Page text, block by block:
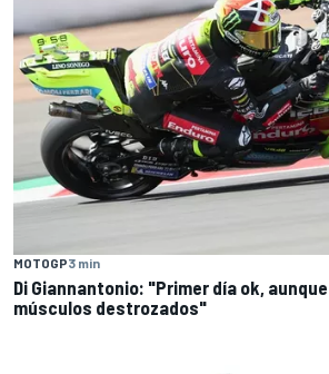
MOTOGP3 min
Di Giannantonio: "Primer día ok,
músculos destrozados"